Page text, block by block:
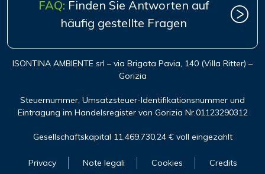
FAQ: Finden Sie Antworten auf
häufig gestellte Fragen
ISONTINA AMBIENTE srl – via Brigata Pavia, 140 (Villa Ritter) –
Gorizia
Steuernummer, Umsatzsteuer-Identifikationsnummer und
Eintragung im Handelsregister von Gorizia Nr.01123290312
Gesellschaftskapital 11.469.730,24 € voll eingezahlt
Privacy Note legali Cookies Credits